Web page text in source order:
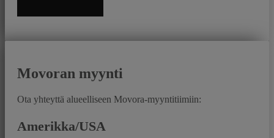
Movoran myynti
Ota yhteyttä alueelliseen Movora-myyntitiimiin:
Amerikka/USA